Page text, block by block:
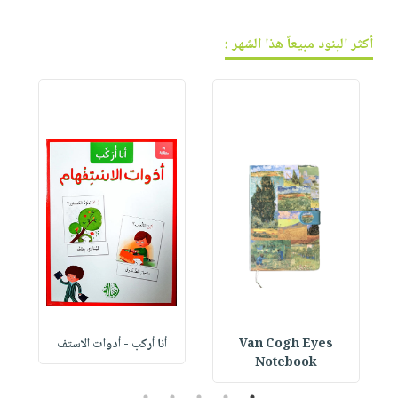
أكثر البنود مبيعاً هذا الشهر :
Van Cogh Eyes
Notebook
أنا أركب - أدوات الاستف